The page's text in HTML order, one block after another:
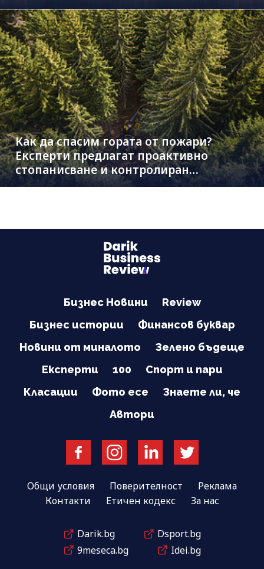
Как да спасим гората от пожари?
Експерти предлагат проактивно
стопанисване и контролиран
дърводобив
Бизнес Новини
Review
Бизнес истории
Финансов буквар
Новини от миналото
Зелено бъдеще
Експерти
100
Спорт и пари
Класации
Фото есе
Знаете ли, че
Автори
Общи условия Поверителност
Реклама
Контакти
Етичен кодекс За нас
Darik.bg
Dsport.bg
9meseca.bg
Idei.bg